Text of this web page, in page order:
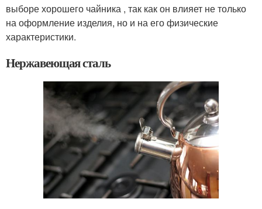
выборе хорошего чайника , так как он влияет не только
на оформление изделия, но и на его физические
характеристики.
Нержавеющая сталь